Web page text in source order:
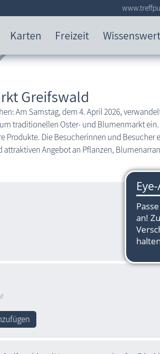
Karten Freizeit
Greifswald
Am Samstag, dem 4. April 2026,
traditionellen Oster- und Blumenmarkt
Produkte. Die Besucherinnen und
Angebot an Pflanzen,